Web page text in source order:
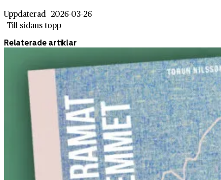
Uppdaterad 2026-03-26
Till sidans topp
Relaterade artiklar